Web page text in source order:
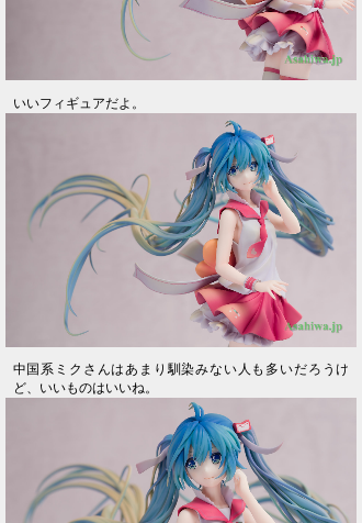
いいフィギュアだよ。
中国系ミクさんはあまり馴染みない人も多いだろうけ
ど、いいものはいいね。